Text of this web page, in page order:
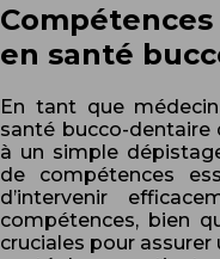
en santé
En tant que
santé bucco-
à un simple
de compétences
d’intervenir
compétences, bien
cruciales pour